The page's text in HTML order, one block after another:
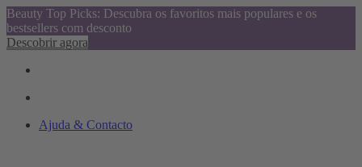
Beauty Top Picks: Descubra os favoritos mais populares e os
bestsellers com desconto
Descobrir agora
Ajuda & Contacto